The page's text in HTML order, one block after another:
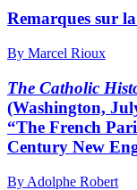
Remarques sur
By Marcel Rioux
The Catholic
(Washington,
“The French
Century New
By Adolphe Robert